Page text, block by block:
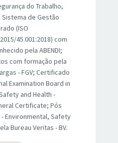
do Trabalho,
de Gestão
(ISO
45.001:2018) com
pela ABENDI;
com formação pela
- FGV; Certificado
Examination Board in
and Health -
Certificate; Pós
- Environmental, Safety
Bureau Veritas - BV.